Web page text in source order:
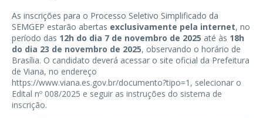
As inscrições para o Processo Seletivo Simplificado da
SEMGEP estarão abertas exclusivamente pela internet, no
período das 12h do dia 7 de novembro de 2025 até às 18h
do dia 23 de novembro de 2025, observando o horário de
Brasília. O candidato deverá acessar o site oficial da Prefeitura
de Viana, no endereço
https://www.viana.es.gov.br/documento?tipo=1 , selecionar o
Edital nº 008/2025 e seguir as instruções do sistema de
inscrição.